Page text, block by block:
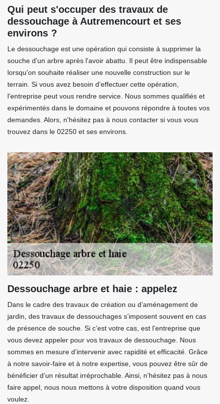
Qui peut s'occuper des travaux de
dessouchage à Autremencourt et ses
environs ?
Le dessouchage est une opération qui consiste à supprimer la
souche d'un arbre après l'avoir abattu. Il peut être indispensable
lorsqu'on souhaite réaliser une nouvelle construction sur le
terrain. Si vous avez besoin d'effectuer cette opération,
l'entreprise peut vous rendre service. Nous sommes qualifiés et
expérimentés dans le domaine et pouvons répondre à toutes vos
demandes. Alors, n'hésitez pas à nous contacter si vous vous
trouvez dans le 02250 et ses environs.
Dessouchage arbre et haie : appelez
Dans le cadre des travaux de création ou d’aménagement de
jardin, des travaux de dessouchages s’imposent souvent en cas
de présence de souche. Si c’est votre cas, est l’entreprise que
vous devez appeler pour vos travaux de dessouchage. Nous
sommes en mesure d’intervenir avec rapidité et efficacité. Grâce
à notre savoir-faire et à notre expertise, vous pouvez être sûr de
bénéficier d’un résultat irréprochable. Ainsi, n’hésitez pas à nous
faire appel, nous nous mettons à votre disposition quand vous
voulez.